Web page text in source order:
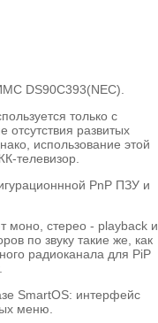
DS90C393(NEC).
только с
развитых
использование этой
телевизор.
PnP ПЗУ и
моно, стерео - playback и
по звуку такие же, как
радиоканала для PiP
SmartOS: интерфейс
меню.